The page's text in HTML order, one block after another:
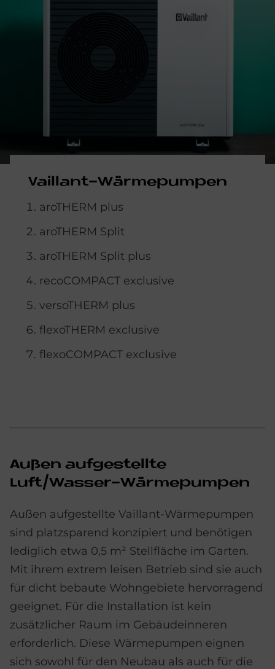
Vail­lant-Wär­me­pum­pen
aro­THERM plus
aro­THERM Split
aro­THERM Split plus
re­co­COM­PACT ex­clu­si­ve
verso­THERM plus
flexo­THERM ex­clu­si­ve
flexo­COM­PACT ex­clu­si­ve
Außen aufgestellte
Luft/Wasser-Wärmepumpen
Außen aufgestellte Vaillant-Wärmepumpen
sind platzsparend konzipiert und benötigen
lediglich etwa 0,5 m² Stellfläche im Garten.
Mit ihrem extrem leisen Betrieb sind sie auch
für dicht bebaute Wohn­gebiete hervorragend
geeignet. Für die Installation ist kein
zusätzlicher Raum im Gebäude­inneren
erforderlich. Diese Wärme­pumpen eignen
sich sowohl für den Neubau als auch für die